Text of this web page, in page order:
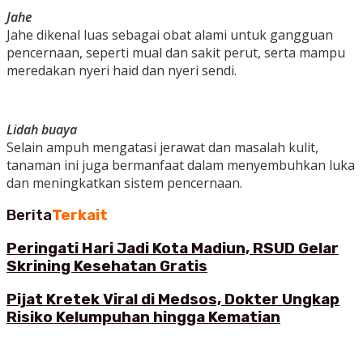
Jahe
Jahe dikenal luas sebagai obat alami untuk gangguan
pencernaan, seperti mual dan sakit perut, serta mampu
meredakan nyeri haid dan nyeri sendi.
Lidah buaya
Selain ampuh mengatasi jerawat dan masalah kulit,
tanaman ini juga bermanfaat dalam menyembuhkan luka
dan meningkatkan sistem pencernaan.
BeritaTerkait
Peringati Hari Jadi Kota Madiun, RSUD Gelar
Skrining Kesehatan Gratis
Pijat Kretek Viral di Medsos, Dokter Ungkap
Risiko Kelumpuhan hingga Kematian